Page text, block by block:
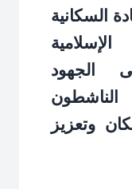
السكانية
الجهود
الناشطون
وتعزيز